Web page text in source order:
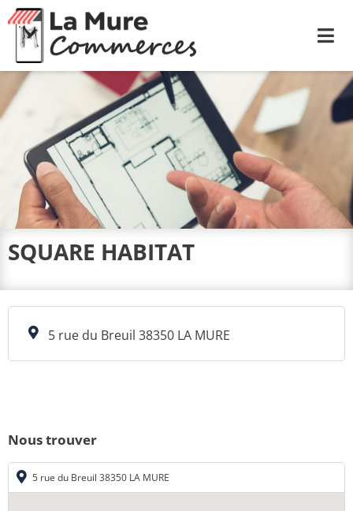
SQUARE HABITAT
5 rue du Breuil 38350 LA MURE
Nous trouver
5 rue du Breuil 38350 LA MURE